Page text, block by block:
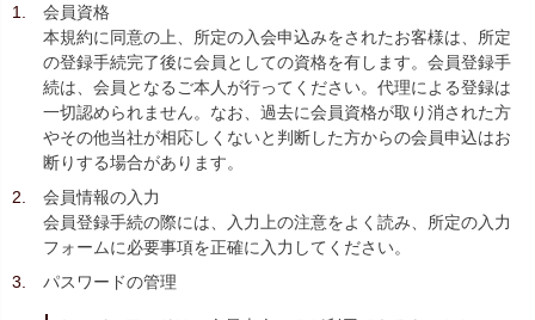
会員資格
本規約に同意の上、所定の入会申込みをされたお客様は、所定
の登録手続完了後に会員としての資格を有します。会員登録手
続は、会員となるご本人が行ってください。代理による登録は
一切認められません。なお、過去に会員資格が取り消された方
やその他当社が相応しくないと判断した方からの会員申込はお
断りする場合があります。
会員情報の入力
会員登録手続の際には、入力上の注意をよく読み、所定の入力
フォームに必要事項を正確に入力してください。
パスワードの管理